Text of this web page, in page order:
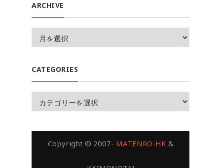
ARCHIVE
CATEGORIES
Copyright © 2007- MATENRO-HK&